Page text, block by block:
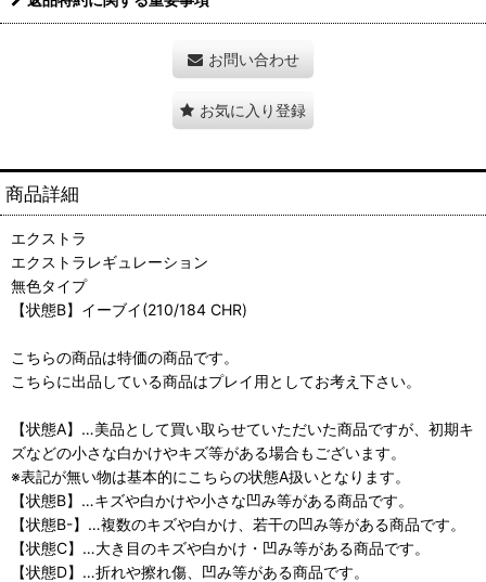
お問い合わせ
お気に入り登録
商品詳細
エクストラ
エクストラレギュレーション
無色タイプ
【状態B】イーブイ(210/184 CHR)
こちらの商品は特価の商品です。
こちらに出品している商品はプレイ用としてお考え下さい。
【状態A】…美品として買い取らせていただいた商品ですが、初期キ
ズなどの小さな白かけやキズ等がある場合もございます。
※表記が無い物は基本的にこちらの状態A扱いとなります。
【状態B】…キズや白かけや小さな凹み等がある商品です。
【状態B-】…複数のキズや白かけ、若干の凹み等がある商品です。
【状態C】…大き目のキズや白かけ・凹み等がある商品です。
【状態D】…折れや擦れ傷、凹み等がある商品です。